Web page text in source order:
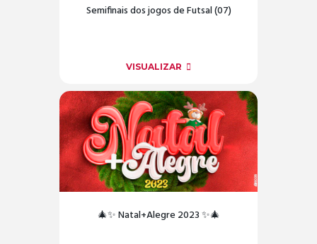
Semifinais dos jogos de Futsal (07)
VISUALIZAR
🎄✨ Natal+Alegre 2023 ✨🎄